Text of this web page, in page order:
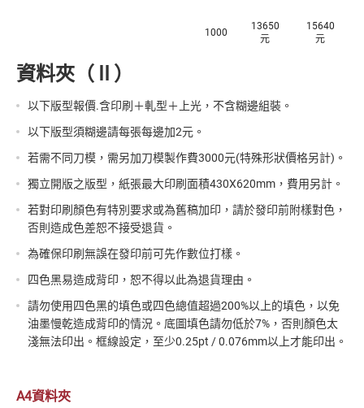
1000
13650
元
15640
元
資料夾（Ⅱ）
以下版型報價.含印刷＋軋型＋上光，不含糊邊組裝。
以下版型須糊邊請每張每邊加2元。
若需不同刀模，需另加刀模製作費3000元(特殊形狀價格另計)。
獨立開版之版型，紙張最大印刷面積430X620mm，費用另計。
若對印刷顏色有特別要求或為舊稿加印，請於發印前附樣對色，
否則造成色差恕不接受退貨。
為確保印刷無誤在發印前可先作數位打樣。
四色黑易造成背印，恕不得以此為退貨理由。
請勿使用四色黑的填色或四色總值超過200%以上的填色，以免
油墨慢乾造成背印的情況。底圖填色請勿低於7%，否則顏色太
淺無法印出。框線設定，至少0.25pt / 0.076mm以上才能印出。
A4資料夾